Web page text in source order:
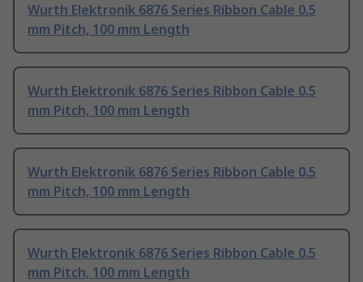
Wurth Elektronik 6876 Series Ribbon Cable 0.5
mm Pitch, 100 mm Length
Wurth Elektronik 6876 Series Ribbon Cable 0.5
mm Pitch, 100 mm Length
Wurth Elektronik 6876 Series Ribbon Cable 0.5
mm Pitch, 100 mm Length
Wurth Elektronik 6876 Series Ribbon Cable 0.5
mm Pitch, 100 mm Length